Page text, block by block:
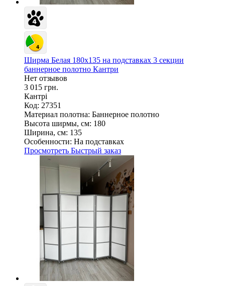
Ширма Белая 180х135 на подставках 3 секции
баннерное полотно Кантри
Нет отзывов
3 015 грн.
Кантрі
Код: 27351
Материал полотна: Баннерное полотно
Высота ширмы, см: 180
Ширина, см: 135
Особенности: На подставках
Просмотреть Быстрый заказ